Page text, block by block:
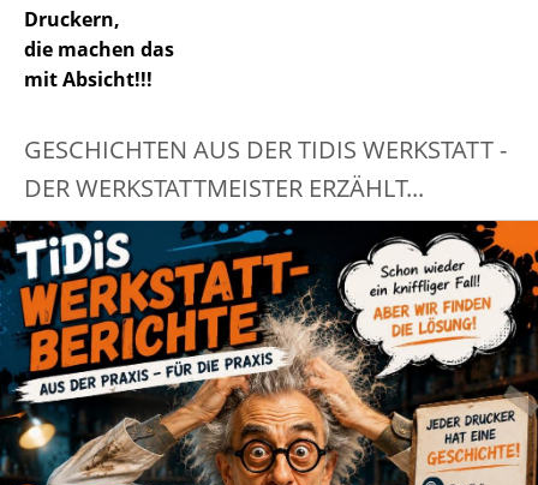
Druckern,
die machen das
mit Absicht!!!
GESCHICHTEN AUS DER TIDIS WERKSTATT -
DER WERKSTATTMEISTER ERZÄHLT...